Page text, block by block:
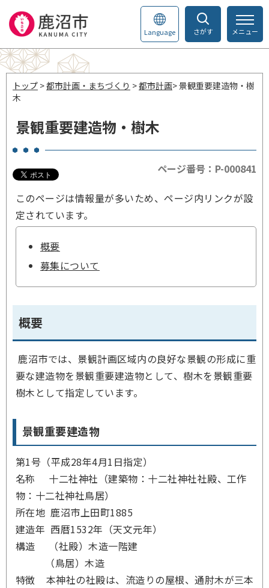
さがす
Language メニュー
トップ >都市計画・まちづくり >都市計画> 景観重要建造物・樹
木
景観重要建造物・樹木
ページ番号：P-000841
このページは情報量が多いため、ページ内リンクが設
定されています。
概要
募集について
概要
鹿沼市では、景観計画区域内の良好な景観の形成に重
要な建造物を景観重要建造物として、樹木を景観重要
樹木として指定しています。
景観重要建造物
第1号（平成28年4月1日指定）
名称 十二社神社（建築物：十二社神社社殿、工作
物：十二社神社鳥居）
所在地 鹿沼市上田町1885
建造年 西暦1532年（天文元年）
構造 （社殿）木造一階建
（鳥居）木造
特徴 本神社の社殿は、流造りの屋根、通肘木が三本